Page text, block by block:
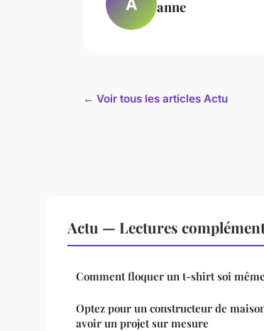
A anne
← Voir tous les articles Actu
Actu — Lectures
Comment floquer un t-shirt soi
Optez pour un constructeur de
avoir un projet sur mesure